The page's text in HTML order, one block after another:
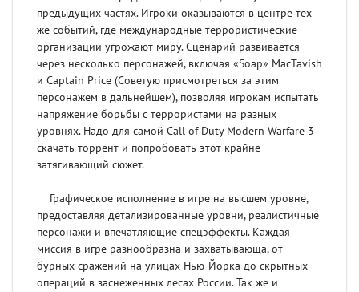
предыдущих частях. Игроки оказываются в центре тех
же событий, где международные террористические
организации угрожают миру. Сценарий развивается
через несколько персонажей, включая «Soap» MacTavish
и Captain Price (Советую присмотреться за этим
персонажем в дальнейшем), позволяя игрокам испытать
напряжение борьбы с террористами на разных
уровнях. Надо для самой Сall of Duty Modern Warfare 3
скачать торрент и попробовать этот крайне
затягивающий сюжет.
Графическое исполнение в игре на высшем уровне,
предоставляя детализированные уровни, реалистичные
персонажи и впечатляющие спецэффекты. Каждая
миссия в игре разнообразна и захватывающа, от
бурных сражений на улицах Нью-Йорка до скрытных
операций в заснеженных лесах России. Так же и